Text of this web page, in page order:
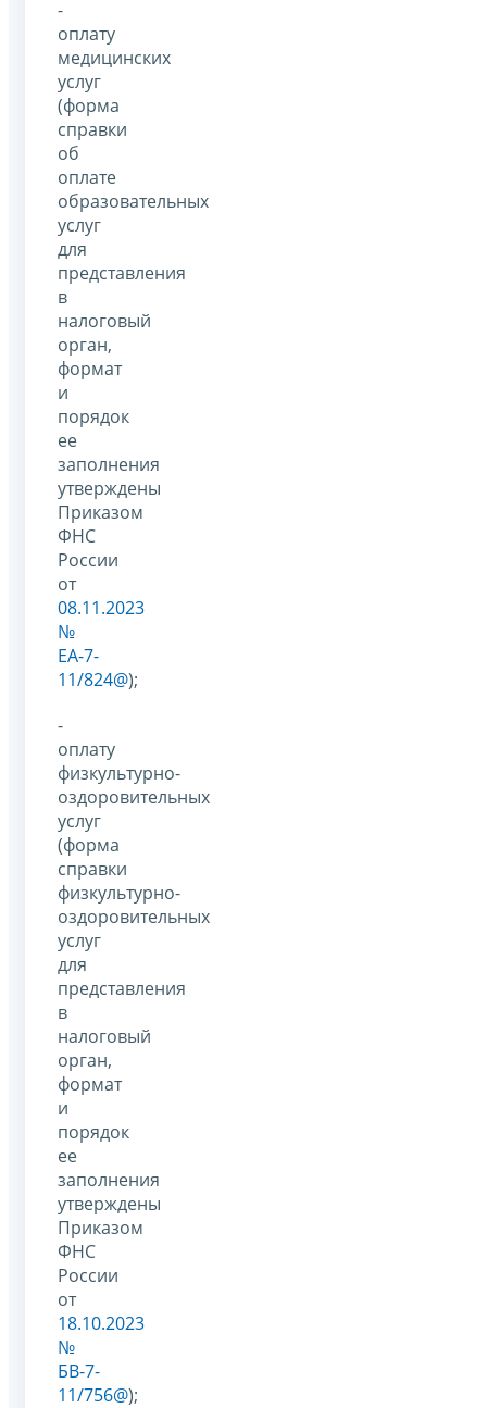
-
оплату
медицинских
услуг
(форма
справки
об
оплате
образовательных
услуг
для
представления
в
налоговый
орган,
формат
и
порядок
ее
заполнения
утверждены
Приказом
ФНС
России
от
08.11.2023
№
ЕА-7-
11/824@);
-
оплату
физкультурно-
оздоровительных
услуг
(форма
справки
физкультурно-
оздоровительных
услуг
для
представления
в
налоговый
орган,
формат
и
порядок
ее
заполнения
утверждены
Приказом
ФНС
России
от
18.10.2023
№
БВ-7-
11/756@);